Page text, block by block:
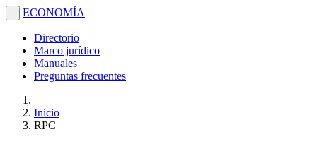
. ECONOMÍA
Directorio
Marco jurídico
Manuales
Preguntas frecuentes
Inicio
RPC